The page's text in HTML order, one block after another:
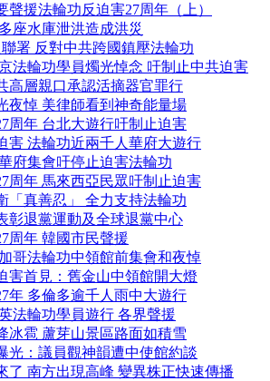
聲援法輪功反迫害27周年（上）
座水庫泄洪造成洪災
署 反對中共跨國鎮壓法輪功
法輪功學員燭光悼念 吁制止中共迫害
高層親口承認活摘器官罪行
夜悼 美律師看到神奇能量場
周年 台北大遊行吁制止迫害
害 法輪功近兩千人華府大遊行
府集會吁停止迫害法輪功
周年 馬來西亞民眾吁制止迫害
「真善忍」 全力支持法輪功
彰退黨運動及全球退黨中心
周年 韓國市民聲援
哥法輪功中領館前集會和夜悼
害首見：舊金山中領館開大燈
年 多倫多逾千人雨中大遊行
法輪功學員遊行 各界聲援
冰雹 蘆芽山景區路面如積雪
光：議員觀神韻遭中使館約談
了 南方出現高峰 變異株正快速傳播